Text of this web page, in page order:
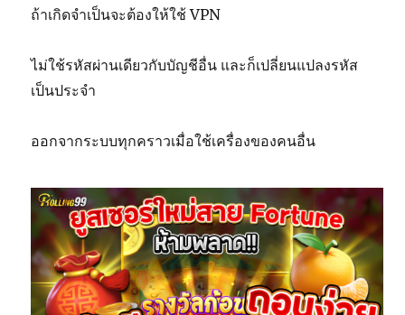
ถ้าเกิดจำเป็นจะต้องให้ใช้ VPN
ไม่ใช้รหัสผ่านเดียวกับบัญชีอื่น และก็เปลี่ยนแปลงรหัส
เป็นประจำ
ออกจากระบบทุกคราวเมื่อใช้เครื่องของคนอื่น